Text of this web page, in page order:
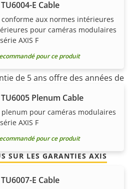
E Cable
aux normes intérieures
pour caméras modulaires
AXIS F
pour ce produit
Plenum Cable
plenum pour caméras modulaires
AXIS F
pour ce produit
E Cable
pour plus
d'esprit
de 5 ans offre des années de
caché dans les petits
exactement ce que nous
SUR LES GARANTIES AXIS